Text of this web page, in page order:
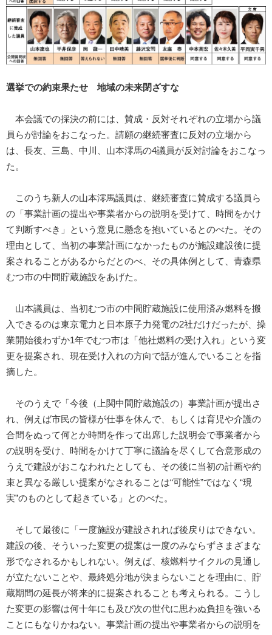
選挙での約束果たせ 地域の未来閉ざすな
本会議での採決の前には、賛成・反対それぞれの立場から議
員らが討論をおこなった。請願の継続審査に反対の立場から
は、長友、三島、中川、山本澪馬の4議員が反対討論をおこなっ
た。
このうち新人の山本澪馬議員は、継続審査に賛成する議員ら
の「事業計画の提出や事業者からの説明を受けて、時間をかけ
て判断すべき」という意見に懸念を抱いているとのべた。その
理由として、当初の事業計画になかったものが施設建設後に提
案されることがあるからだとのべ、その具体例として、青森県
むつ市の中間貯蔵施設をあげた。
山本議員は、当初むつ市の中間貯蔵施設に使用済み燃料を搬
入できるのは東京電力と日本原子力発電の2社だけだったが、操
業開始後わずか1年でむつ市は「他社燃料の受け入れ」という変
更を提案され、現在受け入れの方向で話が進んでいることを指
摘した。
そのうえで「今後（上関中間貯蔵施設の）事業計画が提出さ
れ、例えば市民の皆様が仕事を休んで、もしくは育児や介護の
合間をぬって何とか時間を作って出席した説明会で事業者から
の説明を受け、時間をかけて丁寧に議論を尽くして合意形成の
うえで建設がおこなわれたとしても、その後に当初の計画や約
束と異なる厳しい提案がなされることは“可能性”ではなく“現
実”のものとして起きている」とのべた。
そして最後に「一度施設が建設されれば後戻りはできない。
建設の後、そういった変更の提案は一度のみならずさまざまな
形でなされるかもしれない。例えば、核燃料サイクルの見通し
が立たないことや、最終処分地が決まらないことを理由に、貯
蔵期間の延長が将来的に提案されることも考えられる。こうし
た変更の影響は何十年にも及び次の世代に思わぬ負担を強いる
ことにもなりかねない。事業計画の提出や事業者からの説明を